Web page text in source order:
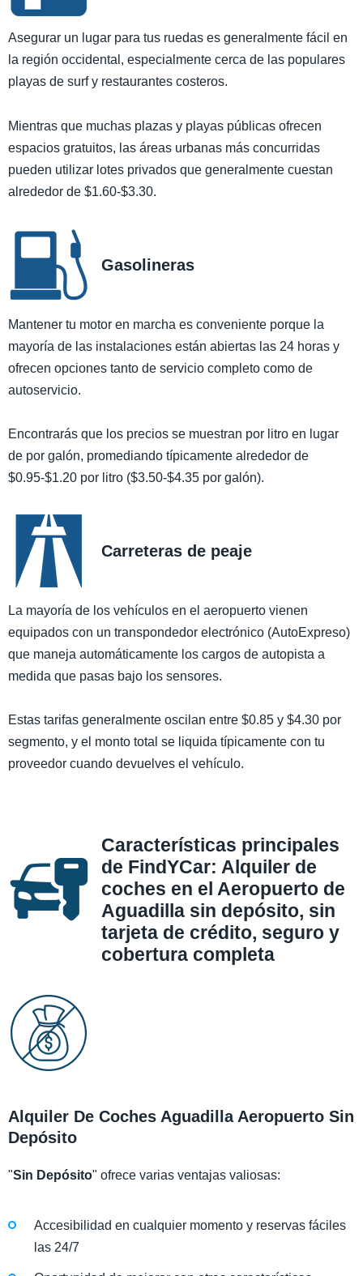
Asegurar un lugar para tus ruedas es generalmente fácil en
la región occidental, especialmente cerca de las populares
playas de surf y restaurantes costeros.
Mientras que muchas plazas y playas públicas ofrecen
espacios gratuitos, las áreas urbanas más concurridas
pueden utilizar lotes privados que generalmente cuestan
alrededor de $1.60-$3.30.
Gasolineras
Mantener tu motor en marcha es conveniente porque la
mayoría de las instalaciones están abiertas las 24 horas y
ofrecen opciones tanto de servicio completo como de
autoservicio.
Encontrarás que los precios se muestran por litro en lugar
de por galón, promediando típicamente alrededor de
$0.95-$1.20 por litro ($3.50-$4.35 por galón).
Carreteras de peaje
La mayoría de los vehículos en el aeropuerto vienen
equipados con un transpondedor electrónico (AutoExpreso)
que maneja automáticamente los cargos de autopista a
medida que pasas bajo los sensores.
Estas tarifas generalmente oscilan entre $0.85 y $4.30 por
segmento, y el monto total se liquida típicamente con tu
proveedor cuando devuelves el vehículo.
Características principales
de FindYCar: Alquiler de
coches en el Aeropuerto de
Aguadilla sin depósito, sin
tarjeta de crédito, seguro y
cobertura completa
Alquiler De Coches Aguadilla Aeropuerto Sin
Depósito
"Sin Depósito" ofrece varias ventajas valiosas:
Accesibilidad en cualquier momento y reservas fáciles
las 24/7